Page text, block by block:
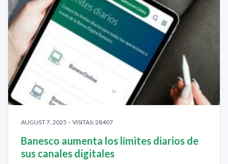
AUGUST 7, 2025 – VISITAS: 28407
Banesco aumenta los límites diarios de
sus canales digitales